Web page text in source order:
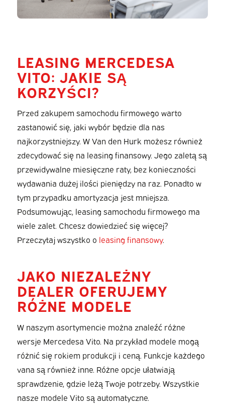
LEASING MERCEDESA
VITO: JAKIE SĄ
KORZYŚCI?
Przed zakupem samochodu firmowego warto
zastanowić się, jaki wybór będzie dla nas
najkorzystniejszy. W Van den Hurk możesz również
zdecydować się na leasing finansowy. Jego zaletą są
przewidywalne miesięczne raty, bez konieczności
wydawania dużej ilości pieniędzy na raz. Ponadto w
tym przypadku amortyzacja jest mniejsza.
Podsumowując, leasing samochodu firmowego ma
wiele zalet. Chcesz dowiedzieć się więcej?
Przeczytaj wszystko o leasing finansowy.
JAKO NIEZALEŻNY
DEALER OFERUJEMY
RÓŻNE MODELE
W naszym asortymencie można znaleźć różne
wersje Mercedesa Vito. Na przykład modele mogą
różnić się rokiem produkcji i ceną. Funkcje każdego
vana są również inne. Różne opcje ułatwiają
sprawdzenie, gdzie leżą Twoje potrzeby. Wszystkie
nasze modele Vito są automatyczne.